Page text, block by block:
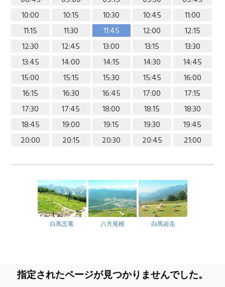
10:00
10:15 10:30 10:45
11:00
11:15
11:30 11:45 12:00
12:15
12:30
12:45 13:00 13:15
13:30
13:45
14:00 14:15 14:30
14:45
15:00
15:15 15:30 15:45
16:00
16:15
16:30 16:45 17:00
17:15
17:30
17:45 18:00 18:15
18:30
18:45
19:00 19:15 19:30
19:45
20:00
20:15 20:30 20:45 21:00
白馬五竜 八方尾根 白馬岩岳